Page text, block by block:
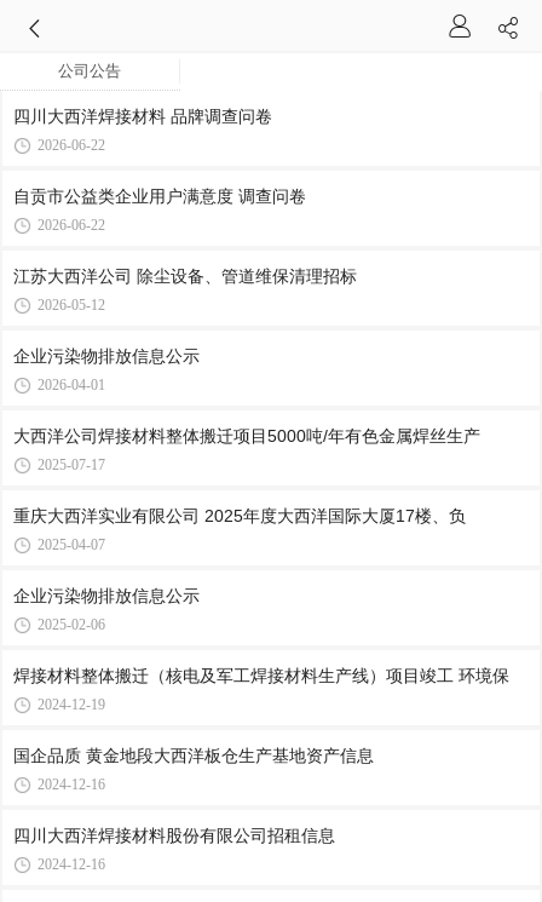
公司公告
四川大西洋焊接材料 品牌调查问卷
2026-06-22
自贡市公益类企业用户满意度 调查问卷
2026-06-22
江苏大西洋公司 除尘设备、管道维保清理招标
2026-05-12
企业污染物排放信息公示
2026-04-01
大西洋公司焊接材料整体搬迁项目5000吨/年有色金属焊丝生产
2025-07-17
重庆大西洋实业有限公司 2025年度大西洋国际大厦17楼、负
2025-04-07
企业污染物排放信息公示
2025-02-06
焊接材料整体搬迁（核电及军工焊接材料生产线）项目竣工 环境保
2024-12-19
国企品质 黄金地段大西洋板仓生产基地资产信息
2024-12-16
四川大西洋焊接材料股份有限公司招租信息
2024-12-16